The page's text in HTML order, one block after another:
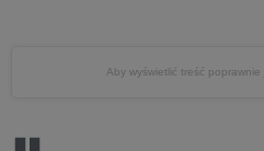
Aby wyświetlić treść poprawnie